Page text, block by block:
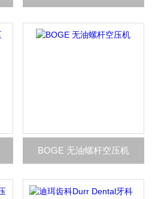
BOGE 无油螺杆空压机